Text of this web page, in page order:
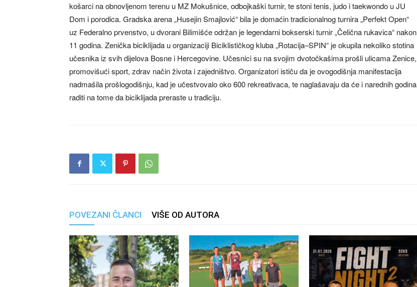
košarci na obnovljenom terenu u MZ Mokušnice, odbojkaški turnir, te stoni tenis, judo i taekwondo u JU
Dom i porodica. Gradska arena „Husejin Smajlović“ bila je domaćin tradicionalnog turnira „Perfekt Open“
uz Federalno prvenstvo, u dvorani Bilimišće održan je legendarni bokserski turnir „Čelična rukavica“ nakon
11 godina. Zenička biciklijada u organizaciji Biciklističkog kluba „Rotacija–SPIN“ je okupila nekoliko stotina
učesnika iz svih dijelova Bosne i Hercegovine. Učesnici su na svojim dvotočkašima prošli ulicama Zenice,
promovišući sport, zdrav način života i zajedništvo. Organizatori ističu da je ovogodišnja manifestacija
nadmašila prošlogodišnju, kad je učestvovalo oko 600 rekreativaca, te naglašavaju da će i narednih godina
raditi na tome da biciklijada preraste u tradiciju.
POVEZANI ČLANCI VIŠE OD AUTORA